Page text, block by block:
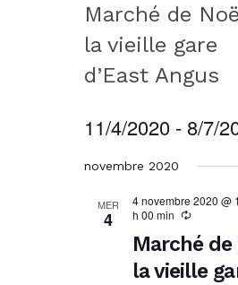
Marché de
la vieille gare
d’East Angus
11/4/2020 - 8/7/
date.
novembre 2020
MER
4
4 novembre 2020 @
h 00 min
Marché de
la vieille